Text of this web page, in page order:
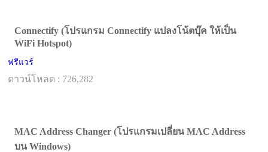
Connectify (โปรแกรม Connectify แปลงโน้ตบุ๊ค ให้เป็น
WiFi Hotspot)
ฟรีแวร์
ดาวน์โหลด : 726,282
MAC Address Changer (โปรแกรมเปลี่ยน MAC Address
บน Windows)